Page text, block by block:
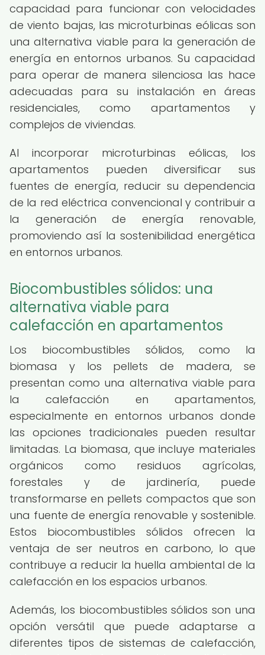
capacidad para funcionar con velocidades
de viento bajas, las microturbinas eólicas son
una alternativa viable para la generación de
energía en entornos urbanos. Su capacidad
para operar de manera silenciosa las hace
adecuadas para su instalación en áreas
residenciales, como apartamentos y
complejos de viviendas.
Al incorporar microturbinas eólicas, los
apartamentos pueden diversificar sus
fuentes de energía, reducir su dependencia
de la red eléctrica convencional y contribuir a
la generación de energía renovable,
promoviendo así la sostenibilidad energética
en entornos urbanos.
Biocombustibles sólidos: una
alternativa viable para
calefacción en apartamentos
Los biocombustibles sólidos, como la
biomasa y los pellets de madera, se
presentan como una alternativa viable para
la calefacción en apartamentos,
especialmente en entornos urbanos donde
las opciones tradicionales pueden resultar
limitadas. La biomasa, que incluye materiales
orgánicos como residuos agrícolas,
forestales y de jardinería, puede
transformarse en pellets compactos que son
una fuente de energía renovable y sostenible.
Estos biocombustibles sólidos ofrecen la
ventaja de ser neutros en carbono, lo que
contribuye a reducir la huella ambiental de la
calefacción en los espacios urbanos.
Además, los biocombustibles sólidos son una
opción versátil que puede adaptarse a
diferentes tipos de sistemas de calefacción,